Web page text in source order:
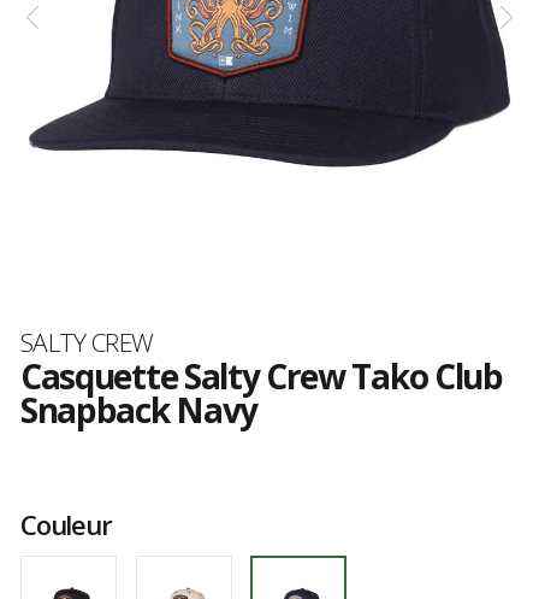
Marque
SALTY CREW
Casquette Salty Crew Tako Club
Snapback Navy
Couleur